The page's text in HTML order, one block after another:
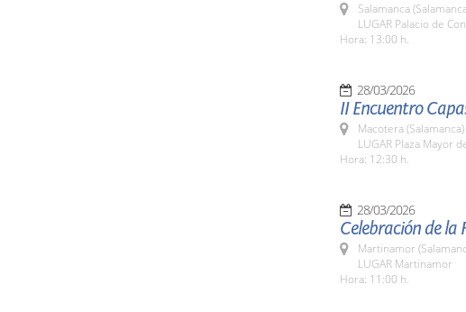
Salamanca
LUGAR Palacio de
Hora: 13:00 h.
28/03/2026
II Encuentro
Macotera (Salamanca)
LUGAR Plaza Mayor
Hora: 12:30 h.
28/03/2026
Celebración de
Martinamor
LUGAR Martinamor
Hora: 11:00 h.